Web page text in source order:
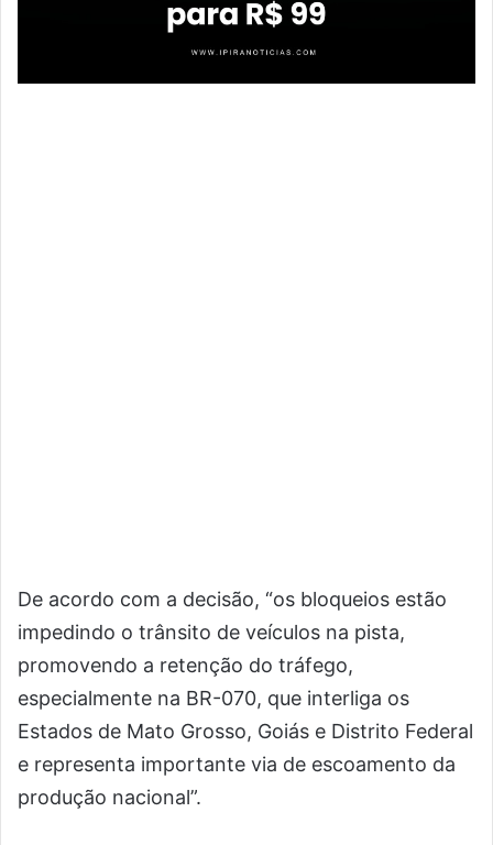
De acordo com a decisão, “os bloqueios estão
impedindo o trânsito de veículos na pista,
promovendo a retenção do tráfego,
especialmente na BR-070, que interliga os
Estados de Mato Grosso, Goiás e Distrito Federal
e representa importante via de escoamento da
produção nacional”.